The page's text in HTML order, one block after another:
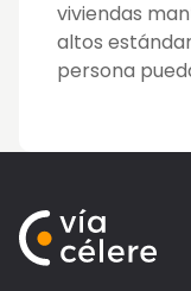
viviendas
altos
persona